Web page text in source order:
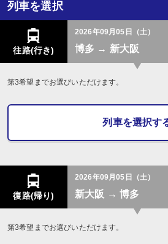
列車を選択
往路(行き)
2026年09月05日（土）
博多 → 新大阪
第3希望までお選びいただけます。
列車を選択す
復路(帰り)
2026年09月05日（土）
新大阪 → 博多
第3希望までお選びいただけます。